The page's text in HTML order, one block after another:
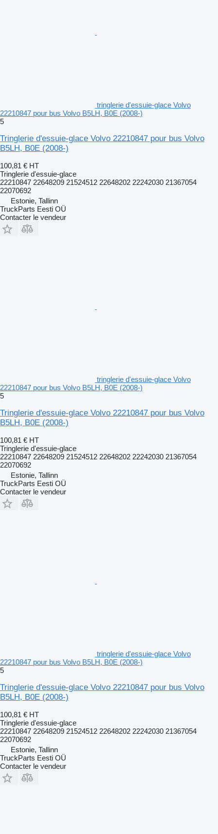
tringlerie d'essuie-glace Volvo
22210847 pour bus Volvo B5LH, B0E (2008-)
5
Tringlerie d'essuie-glace Volvo 22210847 pour bus Volvo
B5LH, B0E (2008-)
100,81 € HT
Tringlerie d'essuie-glace
22210847 22648209 21524512 22648202 22242030 21367054
22070692
Estonie, Tallinn
TruckParts Eesti OÜ
Contacter le vendeur
tringlerie d'essuie-glace Volvo
22210847 pour bus Volvo B5LH, B0E (2008-)
5
Tringlerie d'essuie-glace Volvo 22210847 pour bus Volvo
B5LH, B0E (2008-)
100,81 € HT
Tringlerie d'essuie-glace
22210847 22648209 21524512 22648202 22242030 21367054
22070692
Estonie, Tallinn
TruckParts Eesti OÜ
Contacter le vendeur
tringlerie d'essuie-glace Volvo
22210847 pour bus Volvo B5LH, B0E (2008-)
5
Tringlerie d'essuie-glace Volvo 22210847 pour bus Volvo
B5LH, B0E (2008-)
100,81 € HT
Tringlerie d'essuie-glace
22210847 22648209 21524512 22648202 22242030 21367054
22070692
Estonie, Tallinn
TruckParts Eesti OÜ
Contacter le vendeur